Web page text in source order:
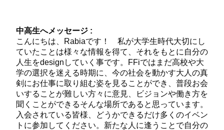
中高生へメッセージ :
こんにちは、Rabiaです！ 私が大学生時代大切にし
ていたことは様々な情報を得て、それをもとに自分の
人生をdesignしていく事です。FFiではまだ高校や大
学の選択を迷える時期に、今の社会を動かす大人の真
剣にお仕事に取り組む姿を見ることができ、普段お会
いすることが難しい方々に意見、ビジョンや働き方を
聞くことができるそんな場所であると思っています。
入会されている皆様、どうかできるだけ多くのイベン
トに参加してください。新たな人に逢うことで自分の